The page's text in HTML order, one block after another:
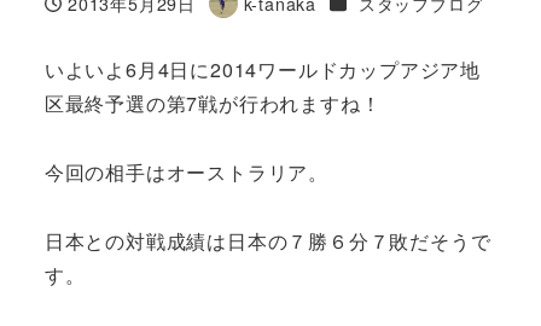
投稿日
著
いよいよ6月4日に2014ワールドカップアジア地
区最終予選の第7戦が行われますね！
今回の相手はオーストラリア。
日本との対戦成績は日本の７勝６分７敗だそうで
す。